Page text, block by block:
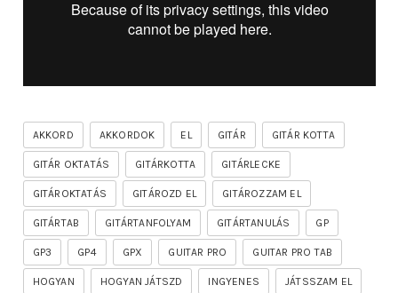
AKKORD AKKORDOK EL GITÁR GITÁR KOTTA
GITÁR OKTATÁS GITÁRKOTTA GITÁRLECKE
GITÁROKTATÁS GITÁROZD EL GITÁROZZAM EL
GITÁRTAB GITÁRTANFOLYAM GITÁRTANULÁS GP
GP3 GP4 GPX GUITAR PRO GUITAR PRO TAB
HOGYAN HOGYAN JÁTSZD INGYENES JÁTSSZAM EL